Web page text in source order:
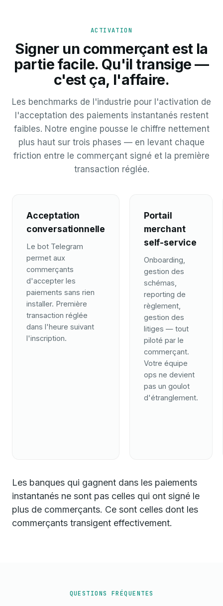
ACTIVATION
Signer un commerçant est la
partie facile. Qu'il transige —
c'est ça, l'affaire.
Les benchmarks de l'industrie pour l'activation de
l'acceptation des paiements instantanés restent
faibles. Notre engine pousse le chiffre nettement
plus haut sur trois phases — en levant chaque
friction entre le commerçant signé et la première
transaction réglée.
Acceptation
conversationnelle
Le bot Telegram
permet aux
commerçants
d'accepter les
paiements sans rien
installer. Première
transaction réglée
dans l'heure suivant
l'inscription.
Portail
merchant
self-service
Onboarding,
gestion des
schémas,
reporting de
règlement,
gestion des
litiges — tout
piloté par le
commerçant.
Votre équipe
ops ne devient
pas un goulot
d'étranglement.
Les banques qui gagnent dans les paiements
instantanés ne sont pas celles qui ont signé le
plus de commerçants. Ce sont celles dont les
commerçants transigent effectivement.
QUESTIONS FRÉQUENTES